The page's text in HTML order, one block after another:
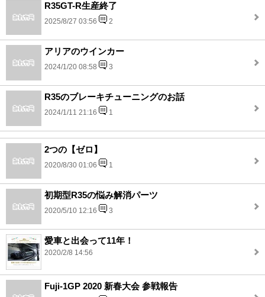
R35GT-R生産終了
2025/8/27 03:56 2
アリアのウインカー
2024/1/20 08:58 3
R35のブレーキチューニングのお話
2024/1/11 21:16 1
2つの【ゼロ】
2020/8/30 01:06 1
初期型R35の悩み解消パーツ
2020/5/10 12:16 3
愛車と出会って11年！
2020/2/8 14:56
Fuji-1GP 2020 新春大会 参戦報告